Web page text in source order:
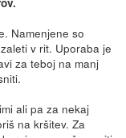
Namenjene so
v rit. Uporaba je
za teboj na manj
ali pa za nekaj
na kršitev. Za